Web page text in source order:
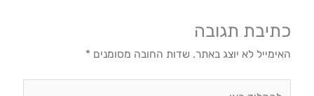
כתיבת תגובה
האימייל לא יוצג באתר. שדות החובה מסומנים *